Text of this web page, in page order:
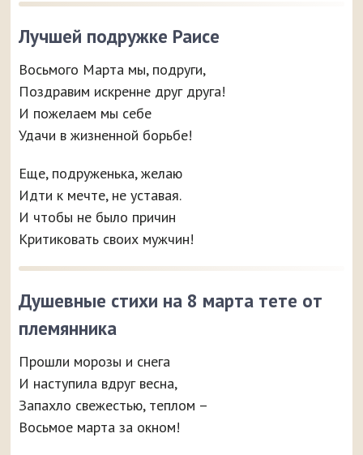
Лучшей подружке Раисе
Восьмого Марта мы, подруги,
Поздравим искренне друг друга!
И пожелаем мы себе
Удачи в жизненной борьбе!
Еще, подруженька, желаю
Идти к мечте, не уставая.
И чтобы не было причин
Критиковать своих мужчин!
Душевные стихи на 8 марта тете от
племянника
Прошли морозы и снега
И наступила вдруг весна,
Запахло свежестью, теплом –
Восьмое марта за окном!